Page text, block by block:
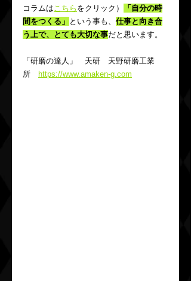
コラムはこちら をクリック）
「自分の時
間をつくる」 という事も、 仕事と向き合
う上で、とても大切な事だと思います。
「研磨の達人」　天研　天野研磨工業
所
https://www.amaken-g.com